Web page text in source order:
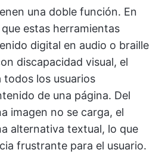
una doble función. En
estas herramientas
digital en audio o braille
discapacidad visual, el
los usuarios
de una página. Del
imagen no se carga, el
alternativa textual, lo que
frustrante para el usuario.